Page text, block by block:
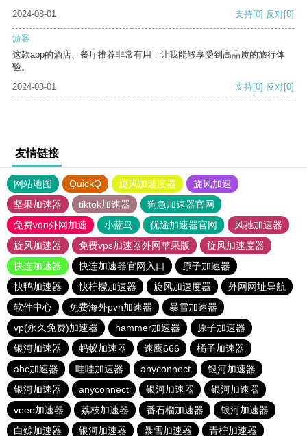
2024-08-01 支持[0] 反对[0]
游客
这款app的酒店、餐厅推荐非常有用，让我能够享受到高品质的旅行体
验。
2024-08-01
支持[0] 反对[0]
友情链接
网站地图 QuickQ 旋风加速度器
旋风加速
坚果加速器
tiktok加速器
狗急加速器官网
免费vqn外网加速
小蓝鸟 优途加速器官网
风驰加速器
旋风加速器
免费vps加速器外网苹果版
旋风加速度器
快连加速器
快连加速器官网入口
原子加速器
快鸭加速器
快柠檬加速器 旋风加速度器
外网网址导航
软件中心
免费海外pvn加速器
暴雪加速器
vp(永久免费)加速器
hammer加速器
原子加速器
银河加速器
蚂蚁加速器 速鹰666
橘子加速器
abc加速器
哇哇加速器 anyconnect
银河加速器
银河加速器
anyconnect 银河加速器
银河加速器
veee加速器
荔枝加速器 番石榴加速器
银河加速器
白鲸加速器
银河加速器 暴雪加速器 青柠加速器